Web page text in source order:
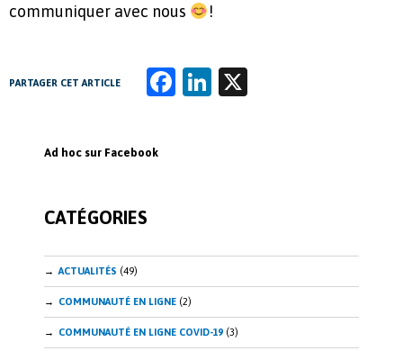
communiquer avec nous
!
PARTAGER CET ARTICLE
Fa Li
Ad hoc sur Facebook
CATÉGORIES
ACTUALITÉS (49)
COMMUNAUTÉ EN LIGNE (2)
COMMUNAUTÉ EN LIGNE COVID-19 (3)